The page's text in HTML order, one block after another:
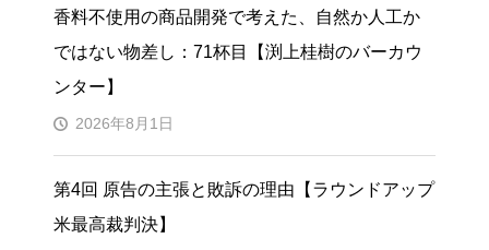
香料不使用の商品開発で考えた、自然か人工か
ではない物差し：71杯目【渕上桂樹のバーカウ
ンター】
2026年8月1日
第4回 原告の主張と敗訴の理由【ラウンドアップ
米最高裁判決】